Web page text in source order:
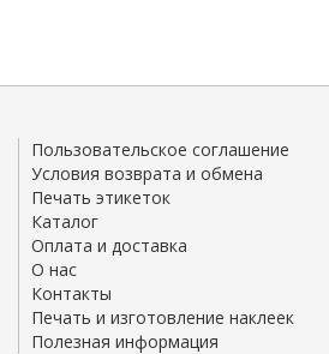
Пользовательское соглашение
Условия возврата и обмена
Печать этикеток
Каталог
Оплата и доставка
О нас
Контакты
Печать и изготовление наклеек
Полезная информация